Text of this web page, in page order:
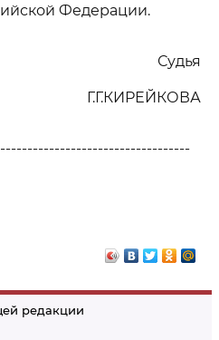
редакции
Федерации.
Судья
Г.Г.КИРЕЙКОВА